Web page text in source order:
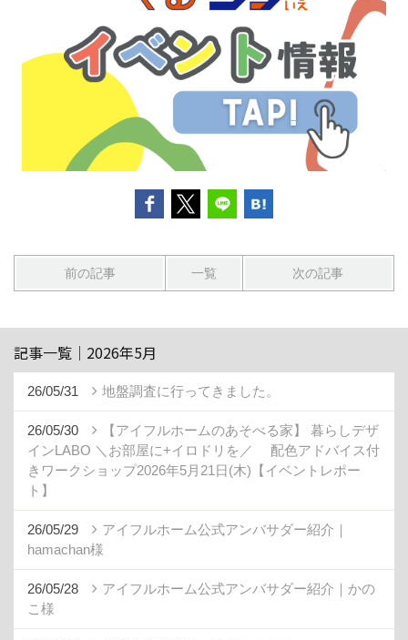
前の記事 一覧 次の記事
記事一覧｜2026年5月
26/05/31 地盤調査に行ってきました。
26/05/30
【アイフルホームのあそべる家】 暮らしデザ
インLABO ＼お部屋に+イロドリを／ 配色アドバイス付
きワークショップ2026年5月21日(木)【イベントレポー
ト】
26/05/29
アイフルホーム公式アンバサダー紹介｜
hamachan様
26/05/28
アイフルホーム公式アンバサダー紹介｜かの
こ様